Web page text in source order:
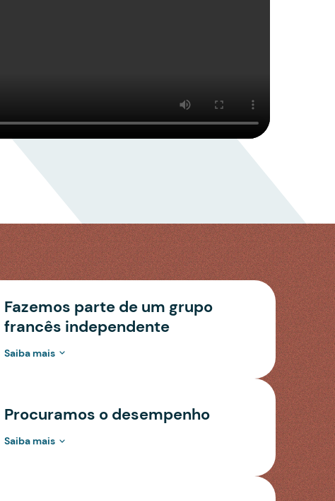
Fazemos parte de um grupo
francês independente
Saiba mais
Procuramos o desempenho
Saiba mais